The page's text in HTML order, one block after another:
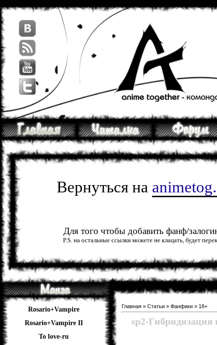
Вернуться на
Для того чтобы добавить фанф/
P.S. на остальные ссылки можете не клацать, будет
Rosario+Vampire
Rosario+Vampire II
To love-ru
Главная » Статьи » Фанфики » 18+
sp2-